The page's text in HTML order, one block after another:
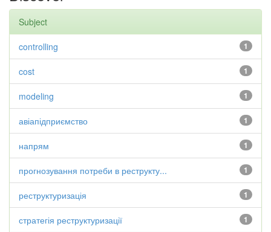
Subject
1
controlling
1
cost
1
modeling
1
авіапідприємство
1
напрям
1
прогнозування потреби в реструкту...
1
реструктуризація
1
стратегія реструктуризації